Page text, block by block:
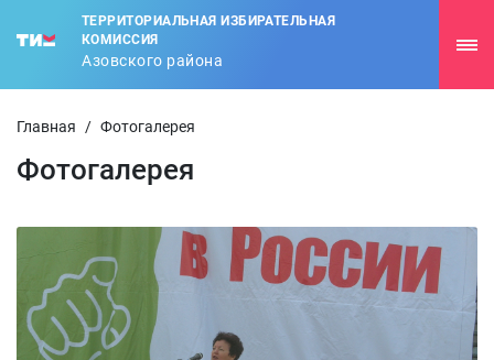
ТЕРРИТОРИАЛЬНАЯ ИЗБИРАТЕЛЬНАЯ
КОМИССИЯ
Азовского района
Главная / Фотогалерея
Фотогалерея